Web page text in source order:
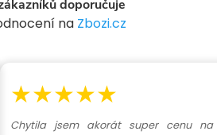
doporučuje
na Zbozi.cz
★★★★★
Chytila jsem akorát super cenu